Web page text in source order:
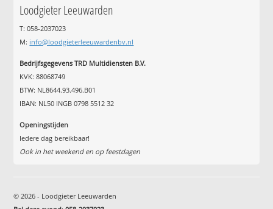
Loodgieter Leeuwarden
T: 058-2037023
M: info@loodgieterleeuwardenbv.nl
Bedrijfsgegevens TRD Multidiensten B.V.
KVK: 88068749
BTW: NL8644.93.496.B01
IBAN: NL50 INGB 0798 5512 32
Openingstijden
Iedere dag bereikbaar!
Ook in het weekend en op feestdagen
© 2026 - Loodgieter Leeuwarden